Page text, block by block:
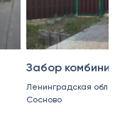
Забор
Ленинградская
Сосново